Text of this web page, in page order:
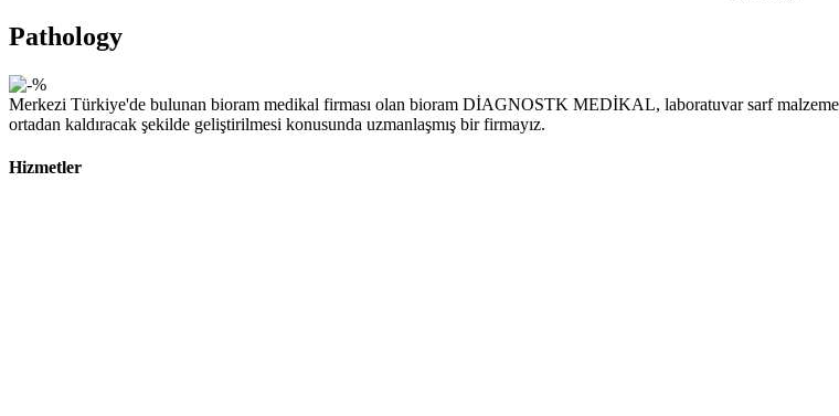
Pathology
Merkezi Türkiye'de bulunan bioram medikal firması olan bioram DİAGNOSTK MEDİKAL, laboratuvar sarf
ortadan kaldıracak şekilde geliştirilmesi konusunda uzmanlaşmış bir firmayız.
Hizmetler